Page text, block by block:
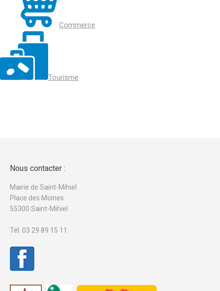
Commerce
Tourisme
Nous contacter :
Mairie de Saint-Mihiel
Place des Moines
55300 Saint-Mihiel
Tél. 03 29 89 15 11